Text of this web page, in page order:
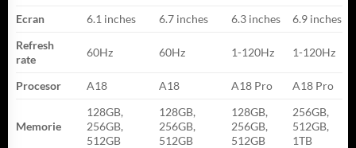
Ecran
6.1 inches 6.7 inches 6.3 inches
6.9 inches
Refresh
rate
60Hz 60Hz 1-120Hz 1-120Hz
Procesor A18 A18 A18 Pro A18 Pro
Memorie
128GB,
256GB,
512GB
128GB,
256GB,
512GB
128GB,
256GB,
512GB
256GB,
512GB,
1TB